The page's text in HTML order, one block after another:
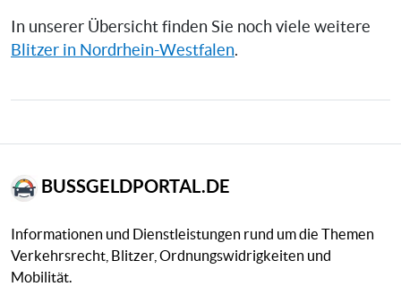
In unserer Übersicht finden Sie noch viele weitere
Blitzer in Nordrhein-Westfalen.
BUSSGELDPORTAL.DE
Informationen und Dienstleistungen rund um die Themen
Verkehrsrecht, Blitzer, Ordnungswidrigkeiten und
Mobilität.